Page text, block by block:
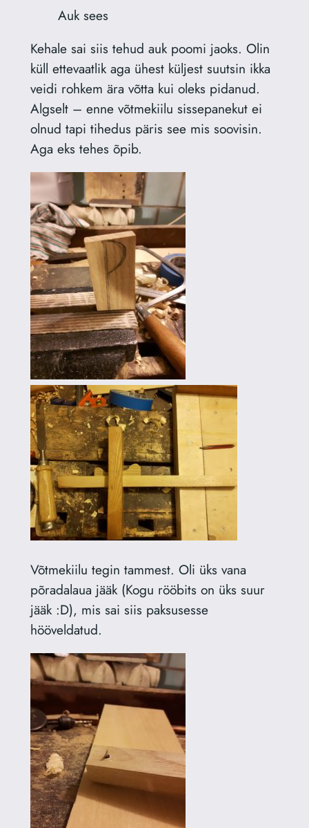
Auk sees
Kehale sai siis tehud auk poomi jaoks. Olin
küll ettevaatlik aga ühest küljest suutsin ikka
veidi rohkem ära võtta kui oleks pidanud.
Algselt – enne võtmekiilu sissepanekut ei
olnud tapi tihedus päris see mis soovisin.
Aga eks tehes õpib.
Võtmekiilu tegin tammest. Oli üks vana
põradalaua jääk (Kogu rööbits on üks suur
jääk :D), mis sai siis paksusesse
hööveldatud.